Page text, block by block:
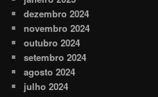
dezembro 2024
novembro 2024
outubro 2024
setembro 2024
agosto 2024
julho 2024